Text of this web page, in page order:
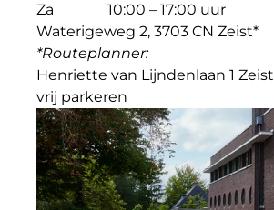
Za
10:00 – 17:00 uur
Waterigeweg 2, 3703 CN Zeist*
*Routeplanner:
Henriette van Lijndenlaan 1 Zeist
vrij parkeren